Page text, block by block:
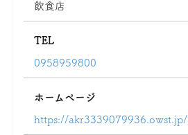
飲食店
TEL
0958959800
ホームページ
https://akr3339079936.owst.jp/